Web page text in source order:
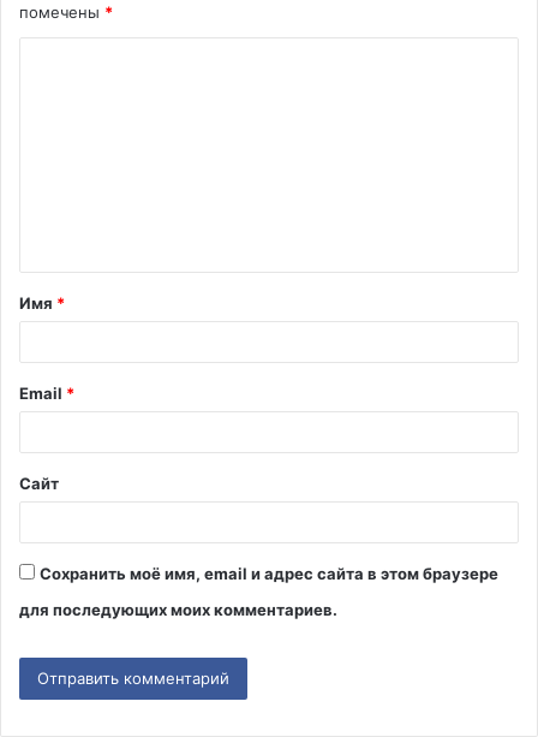
помечены *
т
а
й
*
Имя *
Email *
Сайт
Сохранить моё имя, email и адрес сайта в этом браузере
для последующих моих комментариев.